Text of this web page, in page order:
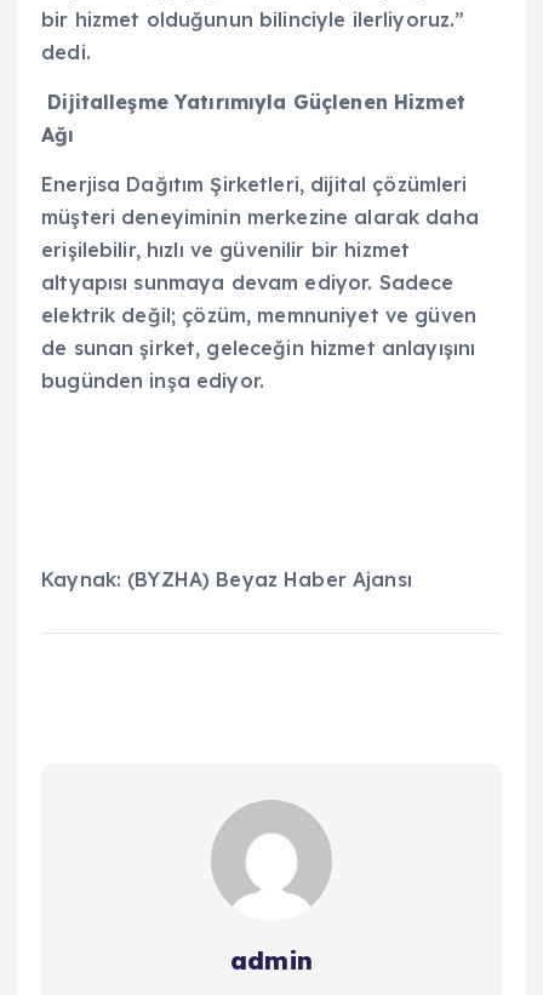
bir hizmet olduğunun bilinciyle ilerliyoruz.”
dedi.
Dijitalleşme Yatırımıyla Güçlenen Hizmet
Ağı
Enerjisa Dağıtım Şirketleri, dijital çözümleri
müşteri deneyiminin merkezine alarak daha
erişilebilir, hızlı ve güvenilir bir hizmet
altyapısı sunmaya devam ediyor. Sadece
elektrik değil; çözüm, memnuniyet ve güven
de sunan şirket, geleceğin hizmet anlayışını
bugünden inşa ediyor.
Kaynak: (BYZHA) Beyaz Haber Ajansı
admin